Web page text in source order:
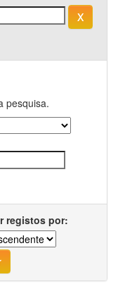
pesquisa.
registos por: